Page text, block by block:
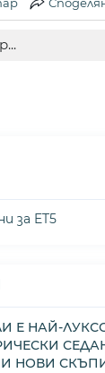
за ET5
Е НАЙ-
НОВИ